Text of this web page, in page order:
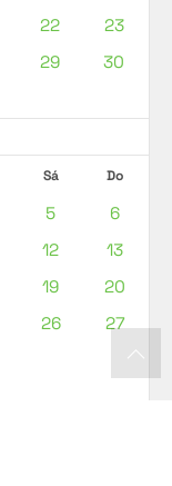
22
23
29
30
Sá Do
5
6
12
13
19
20
26
27